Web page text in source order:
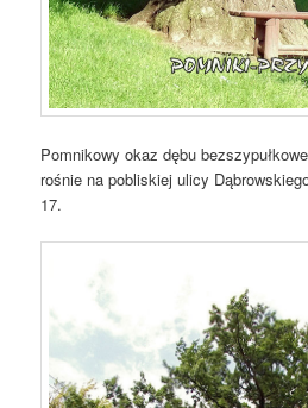
Pomnikowy okaz dębu
rośnie na pobliskiej ulicy
17.